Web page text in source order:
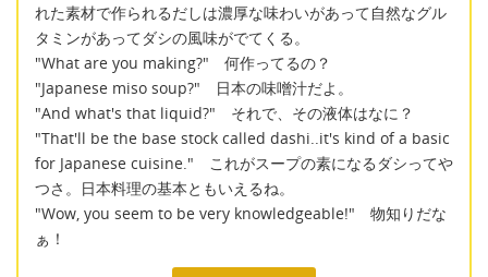
れた素材で作られるだしは濃厚な味わいがあって自然なグル
タミンがあってダシの風味がでてくる。
"What are you making?" 何作ってるの？
"Japanese miso soup?" 日本の味噌汁だよ。
"And what's that liquid?" それで、その液体はなに？
"That'll be the base stock called dashi..it's kind of a basic
for Japanese cuisine." これがスープの素になるダシってや
つさ。日本料理の基本ともいえるね。
"Wow, you seem to be very knowledgeable!" 物知りだな
ぁ！